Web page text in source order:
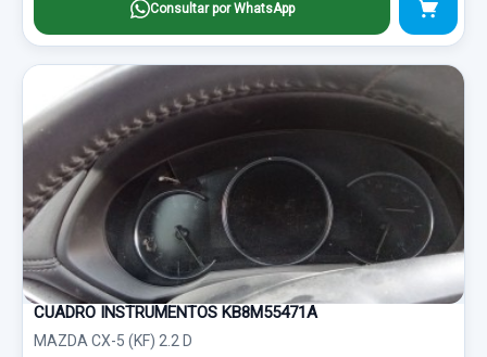
Consultar por WhatsApp
CUADRO INSTRUMENTOS KB8M55471A
MAZDA CX-5 (KF) 2.2 D